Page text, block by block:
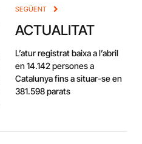
SEGÜENT
ACTUALITAT
L’atur registrat baixa a l’abril
en 14.142 persones a
Catalunya fins a situar-se en
381.598 parats